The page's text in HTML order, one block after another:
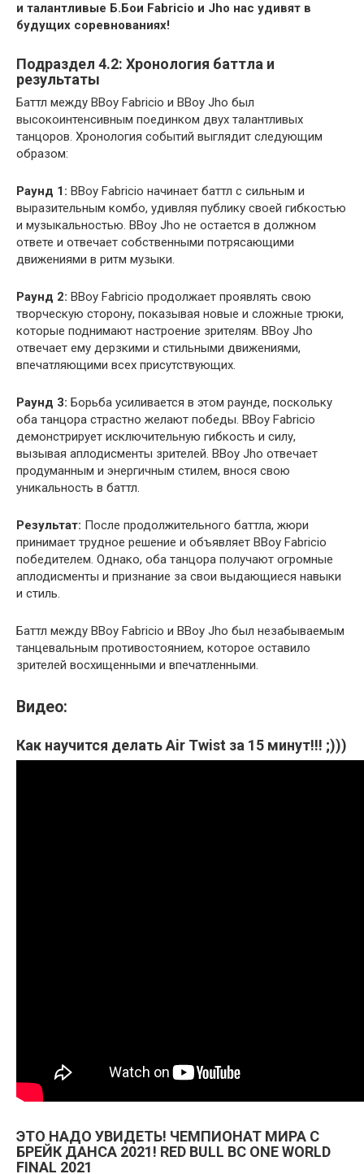
и талантливые Б.Бои Fabricio и Jho нас удивят в
будущих соревнованиях!
Подраздел 4.2: Хронология баттла и
результаты
Баттл между BBoy Fabricio и BBoy Jho был
высокоинтенсивным поединком двух талантливых
танцоров. Хронология событий выглядит следующим
образом:
Раунд 1: BBoy Fabricio начинает баттл с сильным и
выразительным комбо, удивляя публику своей гибкостью
и музыкальностью. BBoy Jho не остается в должном
ответе и отвечает собственными потрясающими
движениями в ритм музыки.
Раунд 2: BBoy Fabricio продолжает проявлять свою
творческую сторону, показывая новые и сложные трюки,
которые поднимают настроение зрителям. BBoy Jho
отвечает ему дерзкими и стильными движениями,
впечатляющими всех присутствующих.
Раунд 3: Борьба усиливается в этом раунде, поскольку
оба танцора страстно желают победы. BBoy Fabricio
демонстрирует исключительную гибкость и силу,
вызывая аплодисменты зрителей. BBoy Jho отвечает
продуманным и энергичным стилем, внося свою
уникальность в баттл.
Результат: После продолжительного баттла, жюри
принимает трудное решение и объявляет BBoy Fabricio
победителем. Однако, оба танцора получают огромные
аплодисменты и признание за свои выдающиеся навыки
и стиль.
Баттл между BBoy Fabricio и BBoy Jho был незабываемым
танцевальным противостоянием, которое оставило
зрителей восхищенными и впечатленными.
Видео:
Как научится делать Air Twist за 15 минут!!! ;)))
ЭТО НАДО УВИДЕТЬ! ЧЕМПИОНАТ МИРА С
БРЕЙК ДАНСА 2021! RED BULL BC ONE WORLD
FINAL 2021